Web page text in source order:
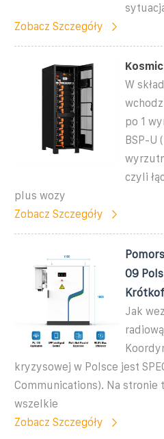
Zobacz Szczegóły
W
po 1
BSP-U
czyli
plus wozy
Zobacz Szczegóły
09
Jak
kryzysowej w Polsce jest
Communications). Na stronie
wszelkie
Zobacz Szczegóły